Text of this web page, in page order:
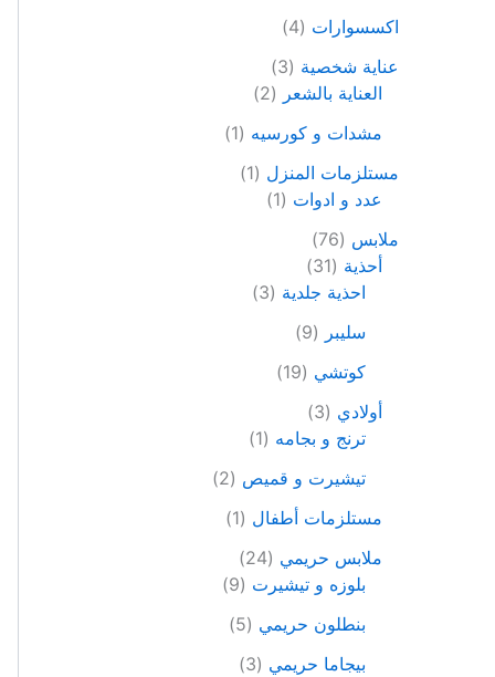
اكسسوارات 4
عناية شخصية 3
العناية بالشعر 2
مشدات و كورسيه 1
مستلزمات المنزل 1
عدد و ادوات 1
ملابس 76
أحذية 31
احذية جلدية 3
سليبر 9
كوتشي 19
أولادي 3
ترنج و بجامه 1
تيشيرت و قميص 2
مستلزمات أطفال 1
ملابس حريمي 24
بلوزه و تيشيرت 9
بنطلون حريمي 5
بيجاما حريمي 3